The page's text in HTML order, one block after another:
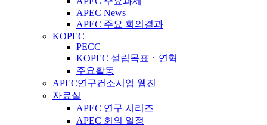
APEC News
APEC 주요 회의결과
KOPEC
PECC
KOPEC 설립목표ㆍ연혁
주요활동
APEC연구컨소시엄 웹진
자료실
APEC 연구 시리즈
APEC 회의 일정